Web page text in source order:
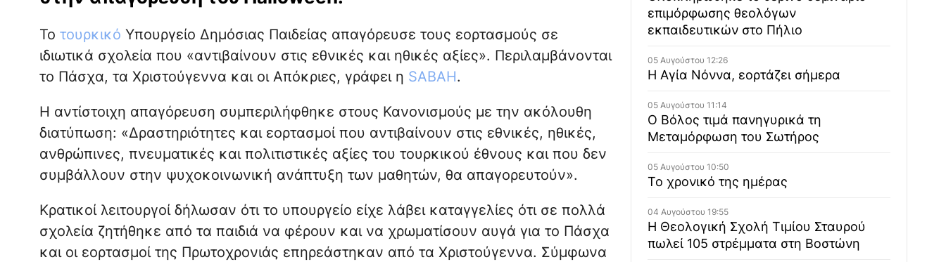
Το τουρκικό Υπουργείο Δημόσιας Παιδείας απαγόρευσε τους εορτασμούς σε
ιδιωτικά σχολεία που «αντιβαίνουν στις εθνικές και ηθικές αξίες». Περιλαμβάνονται
το Πάσχα, τα Χριστούγεννα και οι Απόκριες, γράφει η SABAH.
Η αντίστοιχη απαγόρευση συμπεριλήφθηκε στους Κανονισμούς με την ακόλουθη
διατύπωση: «Δραστηριότητες και εορτασμοί που αντιβαίνουν στις εθνικές, ηθικές,
ανθρώπινες, πνευματικές και πολιτιστικές αξίες του τουρκικού έθνους και που δεν
συμβάλλουν στην ψυχοκοινωνική ανάπτυξη των μαθητών, θα απαγορευτούν».
Κρατικοί λειτουργοί δήλωσαν ότι το υπουργείο είχε λάβει καταγγελίες ότι σε πολλά
σχολεία ζητήθηκε από τα παιδιά να φέρουν και να χρωματίσουν αυγά για το Πάσχα
και οι εορτασμοί της Πρωτοχρονιάς επηρεάστηκαν από τα Χριστούγεννα. Σύμφωνα
επιμόρφωσης θεολόγων
εκπαιδευτικών στο Πήλιο
05 Αυγούστου 12:26
Η Αγία Νόννα, εορτάζει σήμερα
05 Αυγούστου 11:14
Ο Βόλος τιμά πανηγυρικά τη
Μεταμόρφωση του Σωτήρος
05 Αυγούστου 10:50
Το χρονικό της ημέρας
04 Αυγούστου 19:55
Η Θεολογική Σχολή Τιμίου Σταυρού
πωλεί 105 στρέμματα στη Βοστώνη